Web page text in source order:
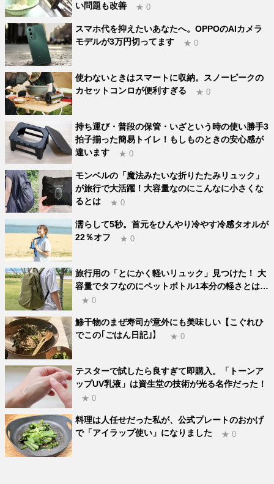
い問題も改善
★ 0
スマホ代を抑えたいあなたへ。OPPOのAIカメラ
モデルが3万円切ってます
★ 0
使わないときはスマートに収納。スノーピークの
カセットコンロが便利すぎる
★ 0
持ち運び・普段の保管・いざという時の使い勝手3
拍子揃った簡易トイレ！もしものときの安心感が
違います
★ 0
モンベルの「魔法みたいな折りたたみリュック」
が旅行で大活躍！大容量なのにこんなに小さくな
るとは
★ 0
濡らして5秒。首元をひんやり冷やす冷感タオルが
22％オフ
★ 0
旅行用の「とにかく軽いリュック」見つけた！ 大
容量でタフなのにペットボトル1本分の軽さとは…
★ 0
鯵干物のまぜ寿司が意外にも美味しい【こぐれひ
でこの｢ごはん日記｣】
★ 0
テスターで試したら良すぎて即購入。「トーンア
ップUV乳液」は資生堂の技術が光る名作だった！
★ 0
料理は人任せだった私が、公式プレートのおかげ
で「アイラップ使い」になりました
★ 0